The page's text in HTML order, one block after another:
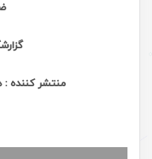
منتشر کننده :